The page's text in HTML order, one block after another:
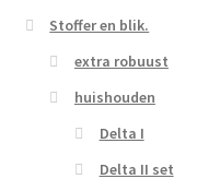
Stoffer en blik.
extra robuust
huishouden
Delta I
Delta II set